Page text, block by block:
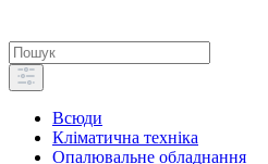
Всюди
Кліматична техніка
Опалювальне обладнання